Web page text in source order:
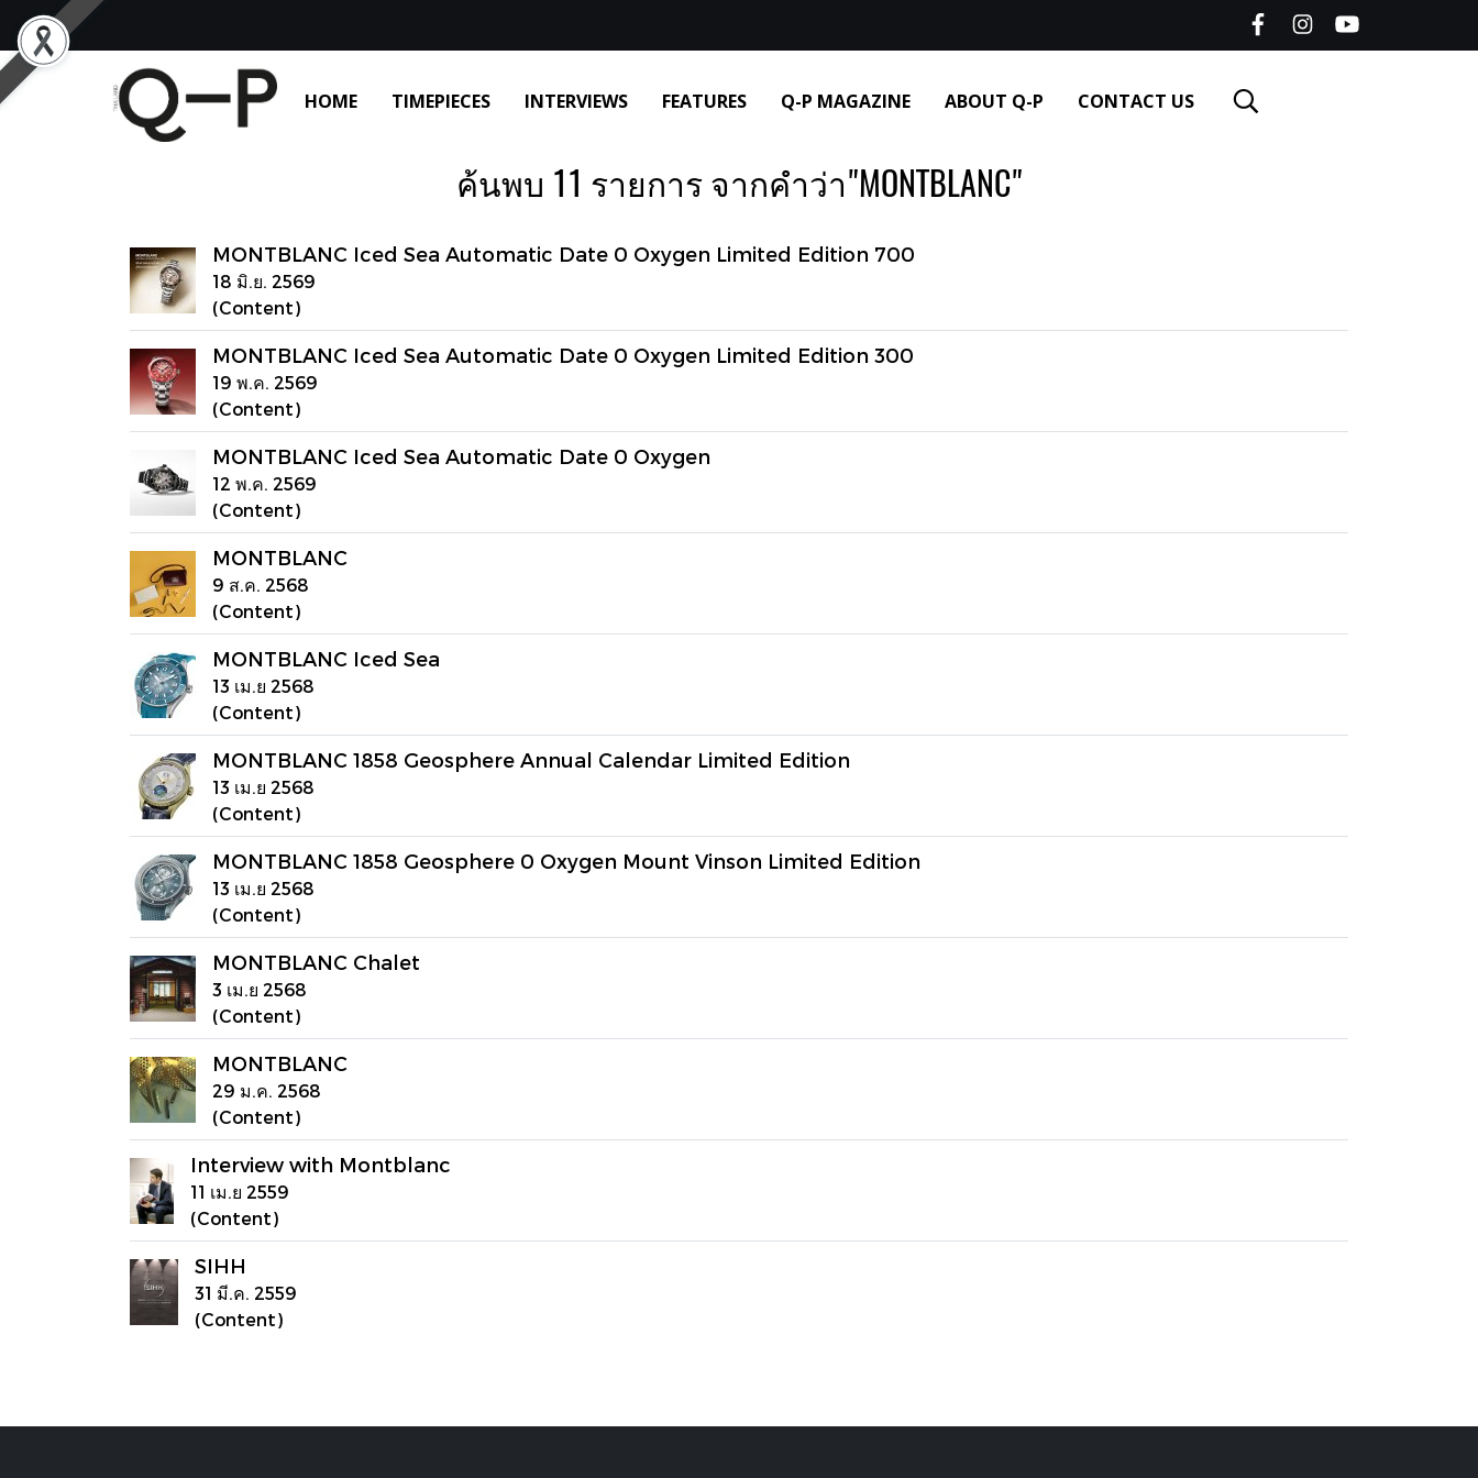
HOME TIMEPIECES INTERVIEWS FEATURES Q-P MAGAZINE ABOUT Q-P CONTACT US
ค้นพบ 11 รายการ จากคำว่า"MONTBLANC"
MONTBLANC Iced Sea Automatic Date 0 Oxygen Limited Edition 700
18 มิ.ย. 2569
(Content)
MONTBLANC Iced Sea Automatic Date 0 Oxygen Limited Edition 300
19 พ.ค. 2569
(Content)
MONTBLANC Iced Sea Automatic Date 0 Oxygen
12 พ.ค. 2569
(Content)
MONTBLANC
9 ส.ค. 2568
(Content)
MONTBLANC Iced Sea
13 เม.ย 2568
(Content)
MONTBLANC 1858 Geosphere Annual Calendar Limited Edition
13 เม.ย 2568
(Content)
MONTBLANC 1858 Geosphere 0 Oxygen Mount Vinson Limited Edition
13 เม.ย 2568
(Content)
MONTBLANC Chalet
3 เม.ย 2568
(Content)
MONTBLANC
29 ม.ค. 2568
(Content)
Interview with Montblanc
11 เม.ย 2559
(Content)
SIHH
31 มี.ค. 2559
(Content)